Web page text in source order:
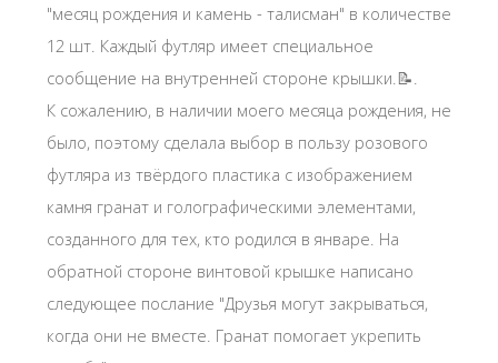
"месяц рождения и камень - талисман" в количестве
12 шт. Каждый футляр имеет специальное
сообщение на внутренней стороне крышки.📝.
К сожалению, в наличии моего месяца рождения, не
было, поэтому сделала выбор в пользу розового
футляра из твёрдого пластика с изображением
камня гранат и голографическими элементами,
созданного для тех, кто родился в январе. На
обратной стороне винтовой крышке написано
следующее послание "Друзья могут закрываться,
когда они не вместе. Гранат помогает укрепить